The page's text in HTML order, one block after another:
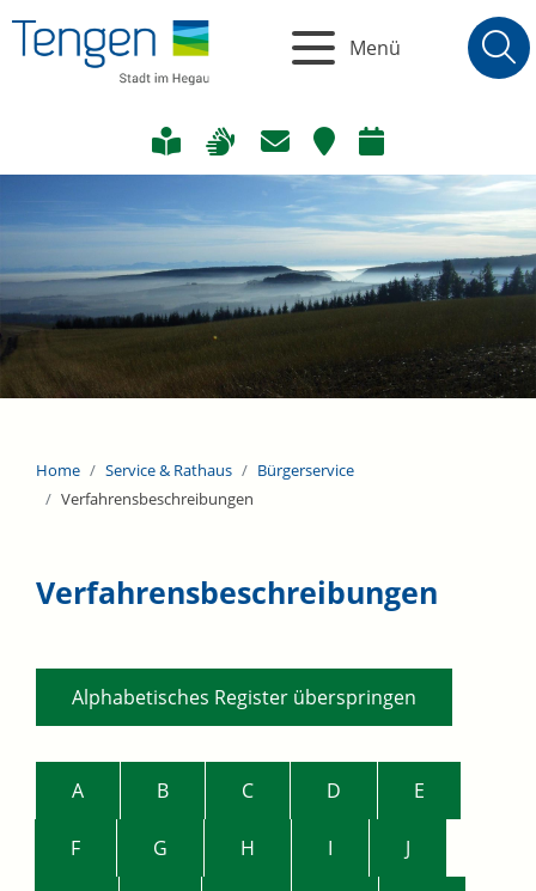
Menü
Home Service & Rathaus
Bürgerservice
Verfahrensbeschreibungen
Verfahrensbeschreibungen
Alphabetisches Register überspringen
A B C D E
F G H I J